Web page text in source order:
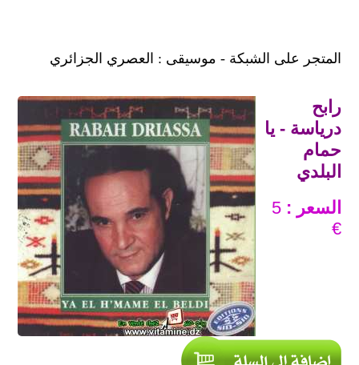
المتجر على الشبكة - موسيقى : العصري الجزائري
رابح
درياسة - يا
حمام
البلدي
السعر : 5
€